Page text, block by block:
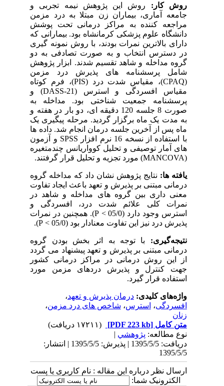
روش کار:روش این پژوهش نیمه تجربی و
جامعه آماری، بیماران زن مبتلا به درد مزمن
مراجعه کننده به مراکز درمانی تحت پوشش
دانشگاه علوم پزشکی کرمانشاه بود. بیمارانی که
دارای بالاترین نمرات بودند، با روش نمونه گیری
در دسترس انتخاب و به صورت تصادفی به دو
گروه مداخله و شاهد تقسیم شدند. ابزار پژوهش
شامل پرسشنامه های پذیرش درد مزمن
CPAQ)، مقیاس شدت درد ( PIS)، فرم کوتاه
مقیاس افسردگی و استرس (21-
DASS) و
پرسشنامه جمعیت شناختی بود. مداخله به
صورت 8 جلسه 120 دقیقه ای، دو بار در هفته و
به مدت یک ماه برگزار گردید. مرحله پیگیری یک
ماه پس از آخرین جلسه درمان انجام شد. داده ها
با استفاده از نسخه 16 نرم افزار
SPSSو آزمون
های آمار توصیفی و تحلیل کوواریانس چندمتغیره
MANCOVA) مورد تجزیه و تحلیل قرار گرفتند.
یافته ها:نتایج پژوهش نشان داد که مداخله گروه
درمانی مبتنی بر پذیرش و تعهد باعث ایجاد تفاوت
معنی داری بین گروه های مداخله و شاهد در
نمرات کلی علائم شدت درد، افسردگی و
استرس وجود دارد (05/0 >
P ). همچنین در نمرات
پذیرش درد نیز این تفاوت معنادار بود (05/0 >
P
).
نتیجهگیری:با توجه به اثر بخش بودن گروه
درمانی مبتنی بر پذیرش و تعهد پیشنهاد می گردد
از این روش درمانی در مراکز درمانی کشور
جهت کنترل و پذیرش دردهای مزمن مورد
استفاده قرار گیرد.
واژه‌های کلیدی:درمان پذیرش و تعهد،
افسردگی،استرس،شاخص های درد مزمن،
زنان
متن کامل[PDF 223 kb]
نوع مطالعه:پژوهشي|
دریافت: 1395/5/5 | پذیرش: 1395/5/5 | انتشار:
1395/5/5
ارسال نظر درباره این مقاله : نام کاربری یا پست
الکترونیک شما: